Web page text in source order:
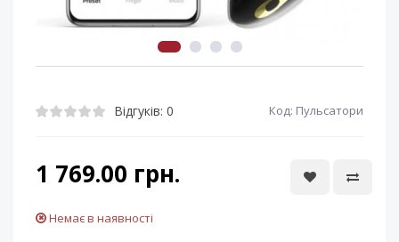
Відгуків: 0 Код: Пульсатори
1 769.00 грн.
Немає в наявності